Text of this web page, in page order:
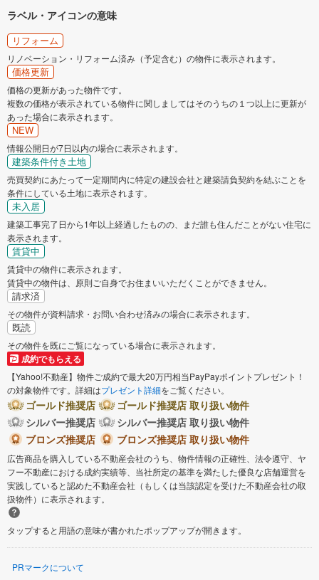
ラベル・アイコンの意味
リフォーム
リノベーション・リフォーム済み（予定含む）の物件に表示されます。
価格更新
価格の更新があった物件です。
複数の価格が表示されている物件に関しましてはそのうちの１つ以上に更新が
あった場合に表示されます。
NEW
情報公開日が7日以内の場合に表示されます。
建築条件付き土地
売買契約にあたって一定期間内に特定の建設会社と建築請負契約を結ぶことを
条件にしている土地に表示されます。
未入居
建築工事完了日から1年以上経過したものの、まだ誰も住んだことがない住宅に
表示されます。
賃貸中
賃貸中の物件に表示されます。
賃貸中の物件は、原則ご自身でお住まいいただくことができません。
請求済
その物件が資料請求・お問い合わせ済みの場合に表示されます。
既読
その物件を既にご覧になっている場合に表示されます。
成約でもらえる
【Yahoo!不動産】物件ご成約で最大20万円相当PayPayポイントプレゼント！
の対象物件です。詳細はプレゼント詳細をご覧ください。
ゴールド推奨店
ゴールド推奨店 取り扱い物件
シルバー推奨店
シルバー推奨店 取り扱い物件
ブロンズ推奨店
ブロンズ推奨店 取り扱い物件
広告商品を購入している不動産会社のうち、物件情報の正確性、法令遵守、ヤ
フー不動産における成約実績等、当社所定の基準を満たした優良な店舗運営を
実践していると認めた不動産会社（もしくは当該認定を受けた不動産会社の取
扱物件）に表示されます。
タップすると用語の意味が書かれたポップアップが開きます。
PRマークについて